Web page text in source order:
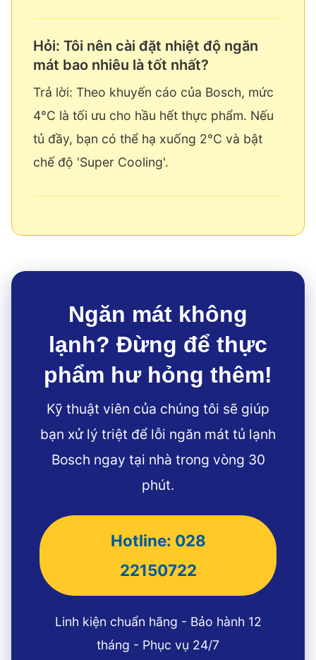
Hỏi: Tôi nên cài đặt nhiệt độ ngăn
mát bao nhiêu là tốt nhất?
Trả lời: Theo khuyến cáo của Bosch, mức
4°C là tối ưu cho hầu hết thực phẩm. Nếu
tủ đầy, bạn có thể hạ xuống 2°C và bật
chế độ 'Super Cooling'.
Ngăn mát không
lạnh? Đừng để thực
phẩm hư hỏng thêm!
Kỹ thuật viên của chúng tôi sẽ giúp
bạn xử lý triệt để lỗi ngăn mát tủ lạnh
Bosch ngay tại nhà trong vòng 30
phút.
Hotline: 028
22150722
Linh kiện chuẩn hãng - Bảo hành 12
tháng - Phục vụ 24/7